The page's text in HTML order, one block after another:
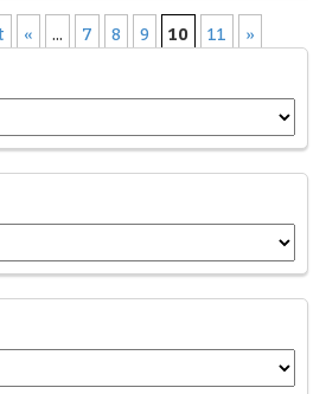
« ... 7 8 9 10 11 »